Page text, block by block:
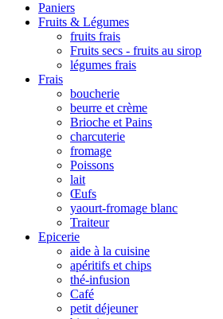
Paniers
Fruits & Légumes
fruits frais
Fruits secs - fruits au sirop
légumes frais
Frais
boucherie
beurre et crème
Brioche et Pains
charcuterie
fromage
Poissons
lait
Œufs
yaourt-fromage blanc
Traiteur
Epicerie
aide à la cuisine
apéritifs et chips
thé-infusion
Café
petit déjeuner